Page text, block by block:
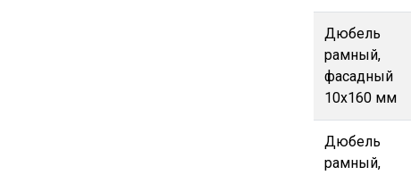
Дюбель
рамный,
фасадный
10х160 мм
Дюбель
рамный,